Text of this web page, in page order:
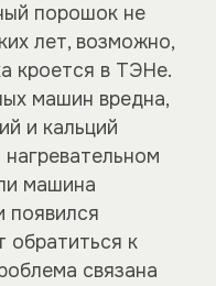
порошок не
лет, возможно,
кроется в ТЭНе.
машин вредна,
и кальций
машина
появился
обратиться к
связана